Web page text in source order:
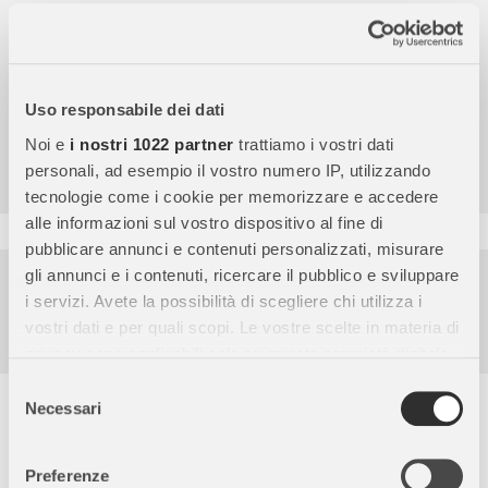
Uso responsabile dei dati
Noi e i nostri 1022 partner trattiamo i vostri dati
personali, ad esempio il vostro numero IP, utilizzando
tecnologie come i cookie per memorizzare e accedere
alle informazioni sul vostro dispositivo al fine di
pubblicare annunci e contenuti personalizzati, misurare
gli annunci e i contenuti, ricercare il pubblico e sviluppare
i servizi. Avete la possibilità di scegliere chi utilizza i
vostri dati e per quali scopi. Le vostre scelte in materia di
modificare o revocare il proprio consenso in qualsiasi
momento dalla Dichiarazione sui cookie o facendo clic
delNecessari
Preferenze
4,7/5
9.859
Recensioni
Pagamenti sicuri
Garanzia e reso facili
Descrizione completa
Questa razza è originaria dell’Alto Adige ed è un cavallo di